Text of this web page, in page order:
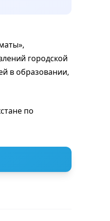
городской
в образовании,
по